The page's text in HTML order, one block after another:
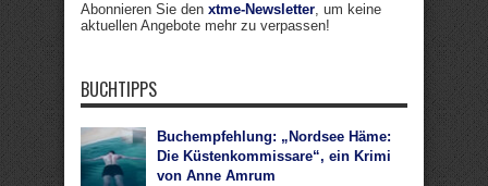
Abonnieren Sie den xtme-Newsletter, um keine
aktuellen Angebote mehr zu verpassen!
BUCHTIPPS
Buchempfehlung: „Nordsee Häme:
Die Küstenkommissare“, ein Krimi
von Anne Amrum